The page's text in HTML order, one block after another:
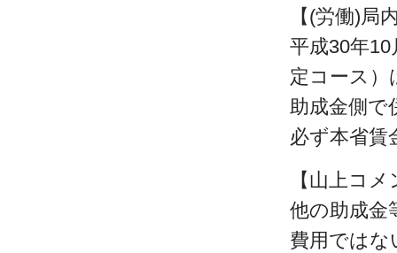
【(労働)局
平成30年
定コース）
助成金側で
必ず本省賃
【山上コ
他の助成金
費用ではな